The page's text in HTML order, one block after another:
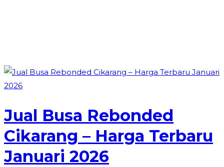
Jual Busa Rebonded
Cikarang – Harga Terbaru
Januari 2026